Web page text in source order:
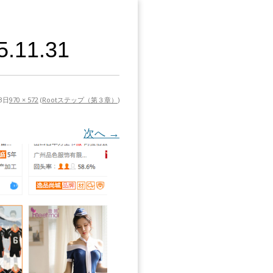
日970 × 572 (Rootステップ（第３章） )
次へ →